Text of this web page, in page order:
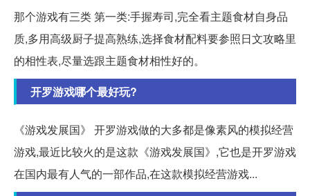
那个游戏有三类 第一类:手握寿司,完全看主题食材自身品
质,多用高级厨子提高熟练,选择食材配料要参照日文攻略里
的相性表,尽量选跟主题食材相性好的。
开罗游戏哪个最好玩?
《游戏发展国》 开罗游戏做的大多都是像素风的模拟经营
游戏,最近比较火的是这款《游戏发展国》,它也是开罗游戏
在国内最有人气的一部作品,在这款模拟经营游戏...